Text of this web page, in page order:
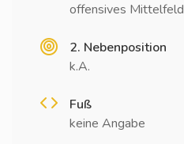
offensives Mittelfeld
2. Nebenposition
k.A.
Fuß
keine Angabe